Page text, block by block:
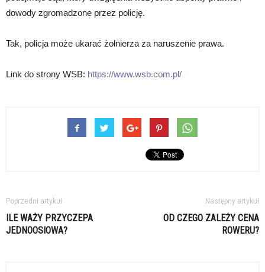
dowody zgromadzone przez policję.
Tak, policja może ukarać żołnierza za naruszenie prawa.
Link do strony WSB: https://www.wsb.com.pl/
Poprzedni artykuł
ILE WAŻY PRZYCZEPA
JEDNOOSIOWA?
Następny artykuł
OD CZEGO ZALEŻY CENA
ROWERU?